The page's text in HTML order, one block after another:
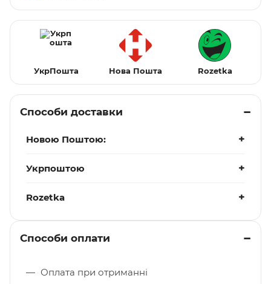
УкрПошта Нова Пошта Rozetka
Способи доставки
Новою Поштою:
Укрпоштою
Rozetka
Способи оплати
Оплата при отриманні